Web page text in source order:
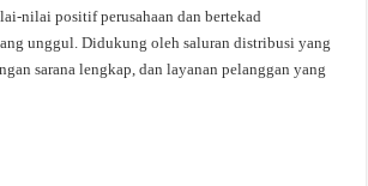
nilai positif perusahaan dan bertekad
unggul. Didukung oleh saluran distribusi yang
sarana lengkap, dan layanan pelanggan yang